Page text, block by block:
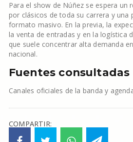
Para el show de Núñez se espera un
por clásicos de toda su carrera y una
formato masivo. En la previa, la
la venta de entradas y en la logística
que suele concentrar alta demanda
nacional.
Fuentes consultadas
Canales oficiales de la banda y
COMPARTIR: